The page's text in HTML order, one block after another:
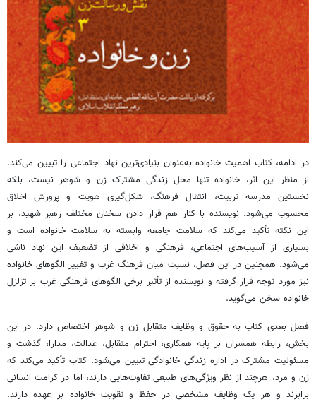
در ادامه، کتاب اهمیت خانواده به‌عنوان بنیادی‌ترین نهاد اجتماعی را تبیین می‌کند.
از منظر این اثر، خانواده تنها محل زندگی مشترک زن و شوهر نیست، بلکه
نخستین مدرسه تربیت، انتقال فرهنگ، شکل‌گیری هویت و پرورش اخلاق
محسوب می‌شود. نویسنده با کنار هم قرار دادن سخنان مختلف رهبر شهید، بر
این نکته تأکید می‌کند که سلامت جامعه وابسته به سلامت خانواده است و
بسیاری از آسیب‌های اجتماعی، فرهنگی و اخلاقی از تضعیف این نهاد ناشی
می‌شود. همچنین در این فصل، نسبت میان فرهنگ غرب و تغییر الگوهای خانواده
نیز مورد توجه قرار گرفته و نویسنده از تأثیر برخی الگوهای فرهنگی غرب بر تزلزل
خانواده سخن می‌گوید.
فصل بعدی کتاب به حقوق و وظایف متقابل زن و شوهر اختصاص دارد. در این
بخش، رابطه همسران بر پایه همکاری، احترام متقابل، عدالت، مدارا، گذشت و
مسئولیت مشترک در اداره زندگی خانوادگی تبیین می‌شود. کتاب تأکید می‌کند که
زن و مرد، هرچند از نظر ویژگی‌های طبیعی تفاوت‌هایی دارند، اما در کرامت انسانی
برابرند و هر یک وظایف مشخصی در حفظ و تقویت خانواده بر عهده دارند.